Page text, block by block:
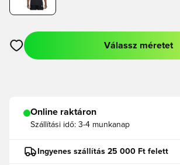
Megnyit egy modált a bejelentkezéshez
Válassz méretet
Online raktáron
Szállítási idő: 3-4 munkanap
Ingyenes szállítás 25 000 Ft felett